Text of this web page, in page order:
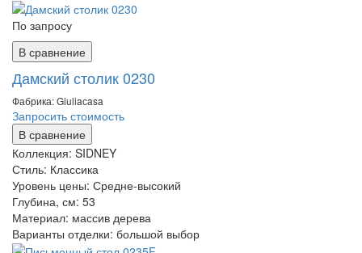
По запросу
В сравнение
Дамский столик 0230
Фабрика: Giuliaсasa
Запросить стоимость
В сравнение
Коллекция: SIDNEY
Стиль: Классика
Уровень цены: Средне-высокий
Глубина, см: 53
Материал: массив дерева
Варианты отделки: большой выбор